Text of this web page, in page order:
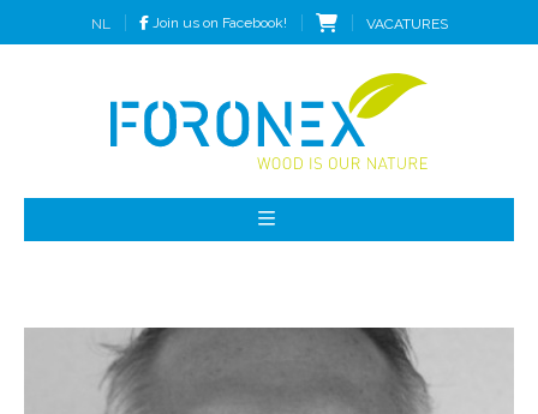
NL Join us on Facebook! VACATURES